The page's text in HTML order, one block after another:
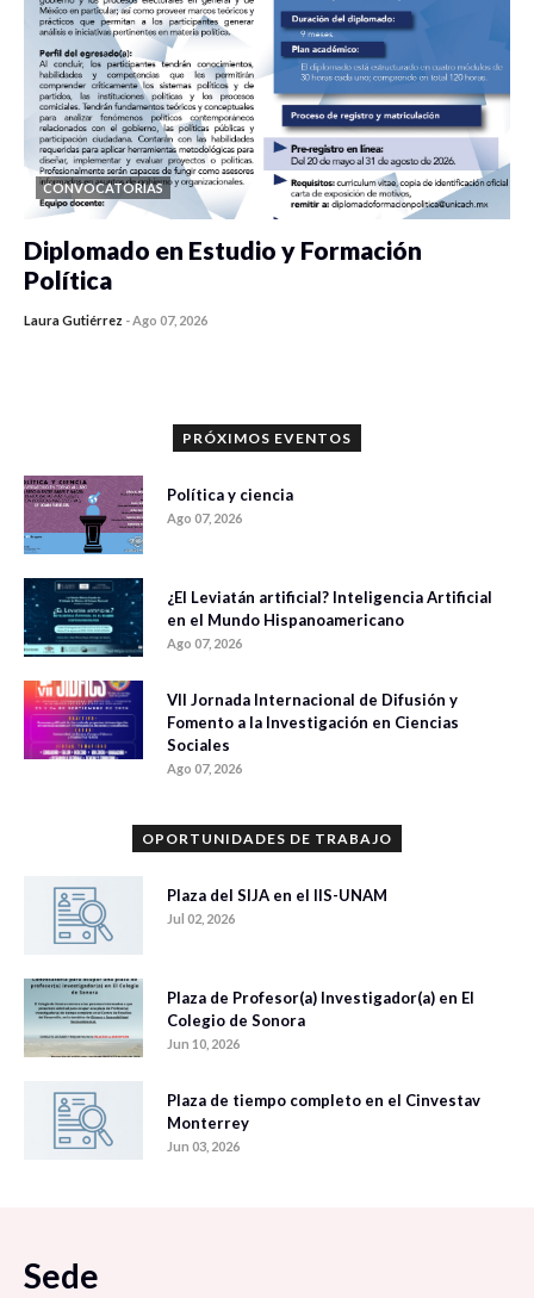
CONVOCATORIAS
Diplomado en Estudio y Formación
Política
Laura Gutiérrez -Ago 07, 2026
PRÓXIMOS EVENTOS
Política y ciencia
Ago 07, 2026
¿El Leviatán artificial? Inteligencia Artificial
en el Mundo Hispanoamericano
Ago 07, 2026
VII Jornada Internacional de Difusión y
Fomento a la Investigación en Ciencias
Sociales
Ago 07, 2026
OPORTUNIDADES DE TRABAJO
Plaza del SIJA en el IIS-UNAM
Jul 02, 2026
Plaza de Profesor(a) Investigador(a) en El
Colegio de Sonora
Jun 10, 2026
Plaza de tiempo completo en el Cinvestav
Monterrey
Jun 03, 2026
Sede